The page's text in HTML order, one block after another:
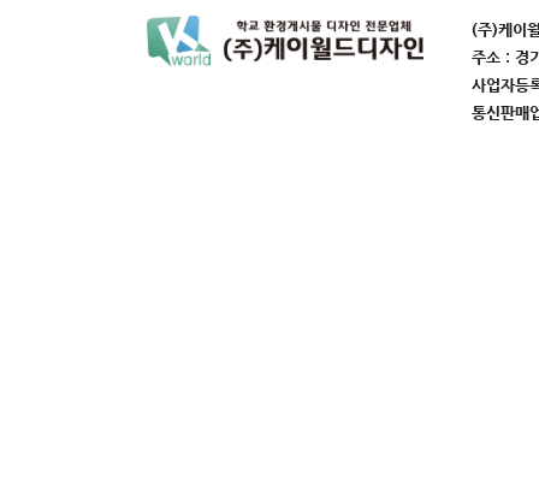
(주)케이
주소 : 경
사업자
통신판매